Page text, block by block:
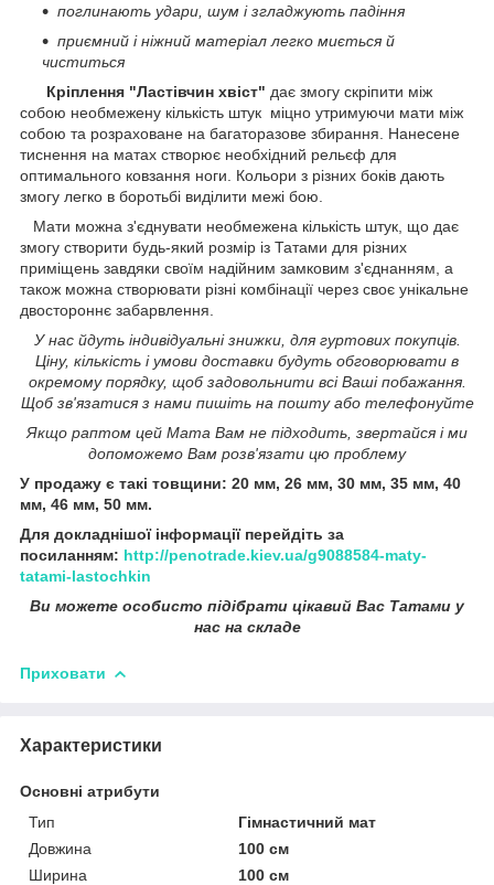
поглинають удари, шум і згладжують падіння
приємний і ніжний матеріал легко миється й
чиститься
Кріплення "Ластівчин хвіст" дає змогу скріпити між
собою необмежену кількість штук міцно утримуючи мати між
собою та розраховане на багаторазове збирання. Нанесене
тиснення на матах створює необхідний рельєф для
оптимального ковзання ноги. Кольори з різних боків дають
змогу легко в боротьбі виділити межі бою.
Мати можна з'єднувати необмежена кількість штук, що дає
змогу створити будь-який розмір із Татами для різних
приміщень завдяки своїм надійним замковим з'єднанням, а
також можна створювати різні комбінації через своє унікальне
двостороннє забарвлення.
У нас йдуть індивідуальні знижки, для гуртових покупців.
Ціну, кількість і умови доставки будуть обговорювати в
окремому порядку, щоб задовольнити всі Ваші побажання.
Щоб зв'язатися з нами пишіть на пошту або телефонуйте
Якщо раптом цей Мата Вам не підходить, звертайся і ми
допоможемо Вам розв'язати цю проблему
У продажу є такі товщини: 20 мм, 26 мм, 30 мм, 35 мм, 40
мм, 46 мм, 50 мм.
Для докладнішої інформації перейдіть за
посиланням: http://penotrade.kiev.ua/g9088584-maty-
tatami-lastochkin
Ви можете особисто підібрати цікавий Вас Татами у
нас на складе
Приховати
Характеристики
Основні атрибути
Тип
Гімнастичний мат
Довжина
100 см
Ширина
100 см